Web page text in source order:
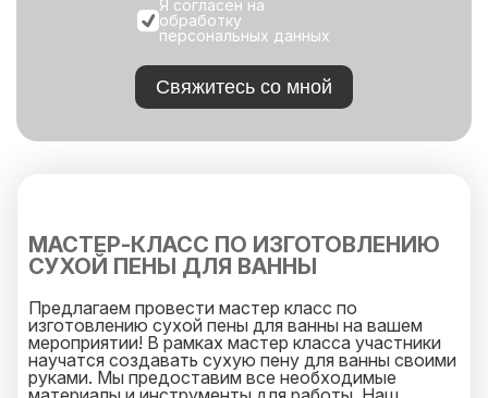
Я согласен на
обработку
персональных данных
Свяжитесь со мной
МАСТЕР-КЛАСС ПО ИЗГОТОВЛЕНИЮ
СУХОЙ ПЕНЫ ДЛЯ ВАННЫ
Предлагаем провести мастер класс по
изготовлению сухой пены для ванны на вашем
мероприятии! В рамках мастер класса участники
научатся создавать сухую пену для ванны своими
руками. Мы предоставим все необходимые